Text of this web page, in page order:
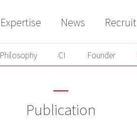
Expertise News Recruit
Philosophy CI Founder
PHILOSOPHY Founder
Publication